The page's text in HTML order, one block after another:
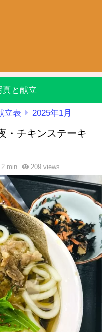
と献立
立表 2025年1月
・チキンステーキ
min 209views